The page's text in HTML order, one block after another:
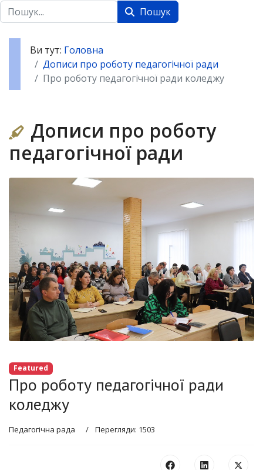
Пошук Пошук
Ви тут: Головна
Дописи про роботу педагогічної ради
Про роботу педагогічної ради коледжу
Дописи про роботу
педагогічної ради
Featured
Про роботу педагогічної ради
коледжу
Педагогічна рада Перегляди: 1503